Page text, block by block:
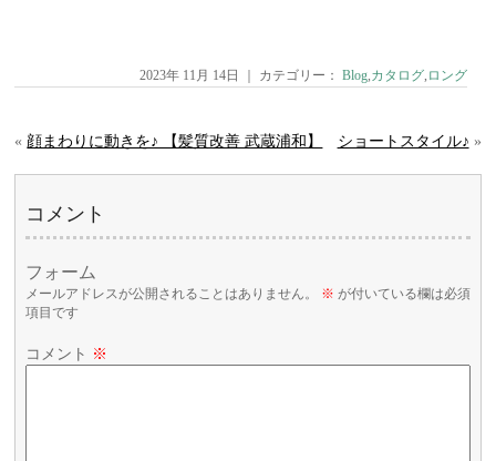
2023年 11月 14日 ｜ カテゴリー： Blog,カタログ, ロング
« 顔まわりに動きを♪ 【髪質改善 武蔵浦和】 ショートスタイル♪ »
コメント
フォーム
メールアドレスが公開されることはありません。 ※ が付いている欄は必須
項目です
コメント ※